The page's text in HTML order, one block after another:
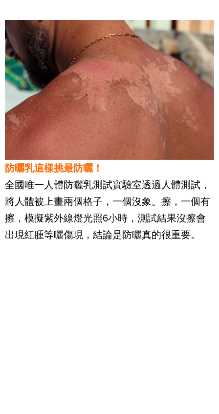
防曬乳這樣挑最防曬！
全國唯一人體防曬乳測試實驗室透過人體測試，
將人體被上畫兩個格子，一個沒象。擦，一個有
擦，模擬紫外線燈光照6小時，測試結果沒擦會
出現紅腫等曬傷現，結論是防曬真的很重要。